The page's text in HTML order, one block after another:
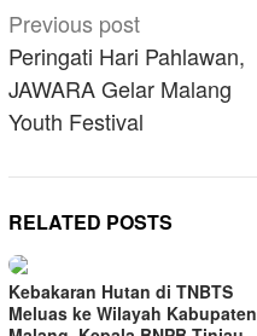
Post
navigation
Previous post
Peringati Hari Pahlawan,
JAWARA Gelar Malang
Youth Festival
RELATED POSTS
Kebakaran Hutan di TNBTS
Meluas ke Wilayah Kabupaten